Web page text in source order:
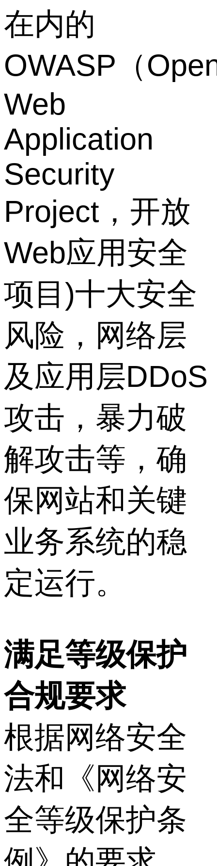
在内的
OWASP（
Web
Application
Security
Project，开放
Web应用安全
项目)十大安全
风险，网络层
及应用层DDoS
攻击，暴力破
解攻击等，确
保网站和关键
业务系统的稳
定运行。
满足等级保护
合规要求
根据网络安全
法和《网络安
全等级保护条